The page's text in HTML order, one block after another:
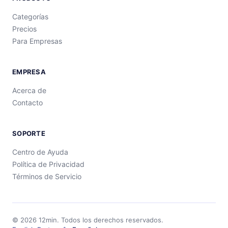
Categorías
Precios
Para Empresas
EMPRESA
Acerca de
Contacto
SOPORTE
Centro de Ayuda
Política de Privacidad
Términos de Servicio
© 2026 12min. Todos los derechos reservados.